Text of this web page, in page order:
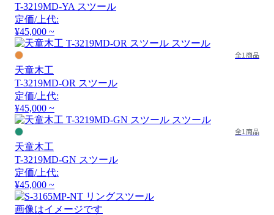
T-3219MD-YA スツール
定価/上代:
¥45,000 ~
全1商品
天童木工
T-3219MD-OR スツール
定価/上代:
¥45,000 ~
全1商品
天童木工
T-3219MD-GN スツール
定価/上代:
¥45,000 ~
画像はイメージです